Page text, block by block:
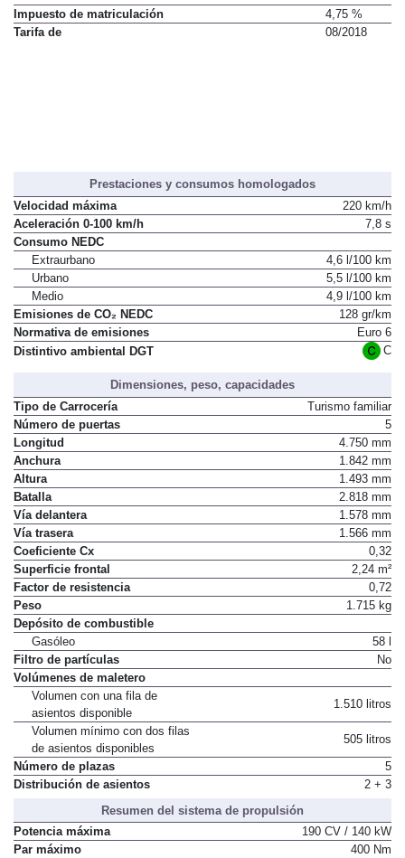
IVA
21 %
Impuesto de matriculación
4,75 %
Prestaciones y consumos homologados
Velocidad máxima
220 km/h
Aceleración 0-100 km/h
Consumo NEDC
Extraurbano
4,6 l/100 km
Urbano
5,5 l/100 km
Medio
4,9 l/100 km
Emisiones de CO₂ NEDC
128 gr/km
Normativa de emisiones
Euro 6
Dimensiones, peso, capacidades
Tipo de Carrocería
Turismo familiar
Número de puertas
5
Longitud
4.750 mm
Anchura
1.842 mm
Altura
1.493 mm
Batalla
2.818 mm
Vía delantera
1.578 mm
Vía trasera
1.566 mm
Coeficiente Cx
0,32
Superficie frontal
2,24 m²
Factor de resistencia
0,72
Peso
Depósito de combustible
Gasóleo
58 l
Filtro de partículas
Volúmenes de maletero
Volumen con una fila de
asientos disponible
Volumen mínimo con dos filas
de asientos disponibles
Número de plazas
5
Resumen del sistema de propulsión
Potencia máxima
190 CV / 140 kW